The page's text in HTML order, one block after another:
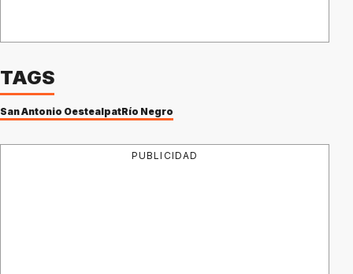
TAGS
San Antonio OestealpatRío Negro
PUBLICIDAD